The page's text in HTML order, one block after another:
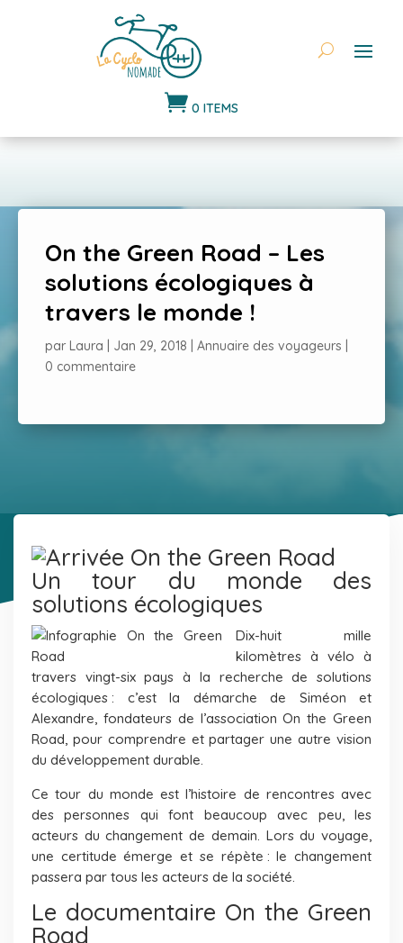
 0 ITEMS
On the Green Road – Les
solutions écologiques à
travers le monde !
par Laura Jan 29, 2018 Annuaire des voyageurs
0 commentaire
Un tour du monde des
solutions écologiques
Dix-huit mille
kilomètres à vélo à
travers vingt-six pays à la recherche de solutions
écologiques : c’est la démarche de Siméon et
Alexandre, fondateurs de l’association On the Green
Road, pour comprendre et partager une autre vision
du développement durable.
Ce tour du monde est l’histoire de rencontres avec
des personnes qui font beaucoup avec peu, les
acteurs du changement de demain. Lors du voyage,
une certitude émerge et se répète : le changement
passera par tous les acteurs de la société.
Le documentaire On the Green
Road